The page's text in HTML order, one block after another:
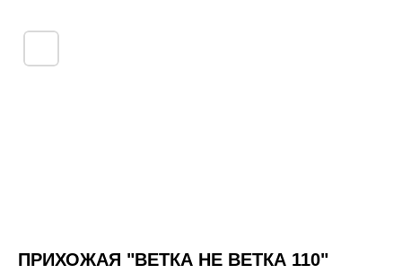
ПРИХОЖАЯ "ВЕТКА НЕ ВЕТКА 110"